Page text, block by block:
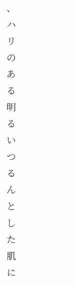
、
ハ
リ
の
あ
る
明
る
い
つ
る
ん
と
し
た
肌
に